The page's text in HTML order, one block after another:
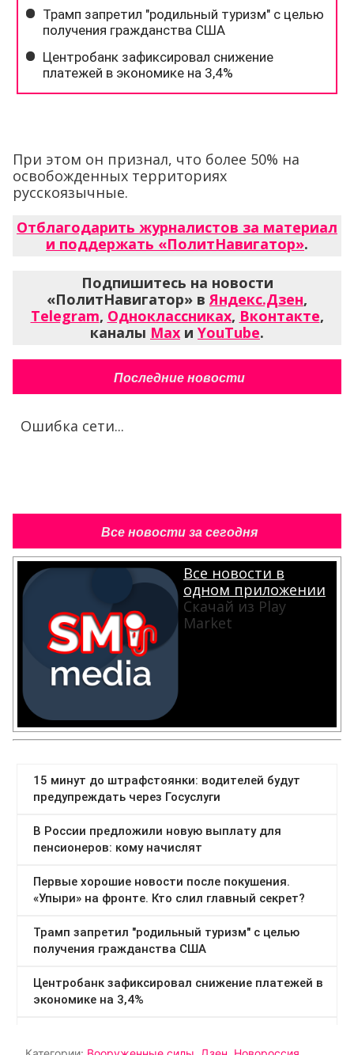
При этом он признал, что более 50% на
освобожденных территориях
русскоязычные.
Отблагодарить журналистов за материал
и поддержать «ПолитНавигатор».
Подпишитесь на новости
«ПолитНавигатор» вЯндекс.Дзен,
Telegram, Одноклассниках, Вконтакте,
каналы Max и YouTube.
Последние новости
Ошибка сети...
Все новости за сегодня
Все новости в
одном приложении
Скачай из Play
Market